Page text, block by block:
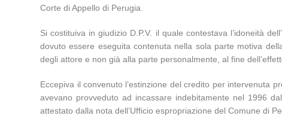
Corte di Appello di Perugia.
Si costituiva in giudizio D.P.V. il quale contestava l’idoneità
dovuto essere eseguita contenuta nella sola parte motiva
degli attore e non già alla parte personalmente, al fine
Eccepiva il convenuto l’estinzione del credito per intervenuta
avevano provveduto ad incassare indebitamente nel 1996
attestato dalla nota dell’Ufficio espropriazione del Comune di